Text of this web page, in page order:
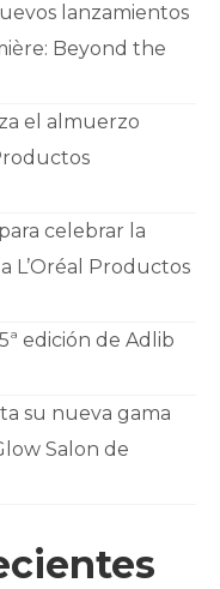
lanzamientos
Beyond the
el almuerzo
celebrar la
L’Oréal Productos
edición de Adlib
su nueva gama
Salon de